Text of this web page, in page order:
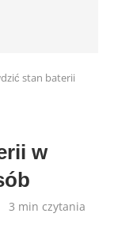
stan baterii
w
3 min czytania